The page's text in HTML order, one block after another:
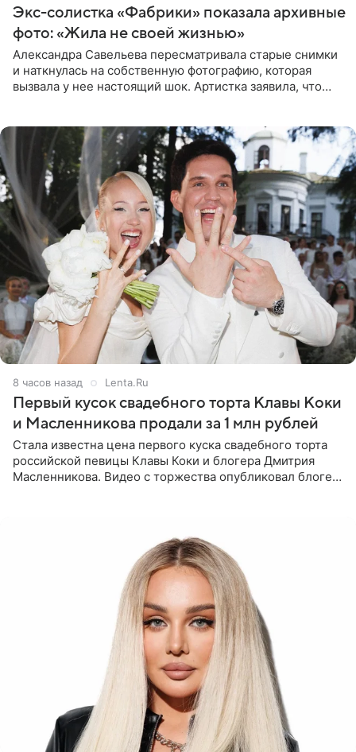
Экс-солистка «Фабрики» показала архивные
фото: «Жила не своей жизнью»
Александра Савельева пересматривала старые снимки
и наткнулась на собственную фотографию, которая
вызвала у нее настоящий шок. Артистка заявила, что
8 часов назад Lenta.Ru
Первый кусок свадебного торта Клавы Коки
и Масленникова продали за 1 млн рублей
Стала известна цена первого куска свадебного торта
российской певицы Клавы Коки и блогера Дмитрия
Масленникова. Видео с торжества опубликовал блогер